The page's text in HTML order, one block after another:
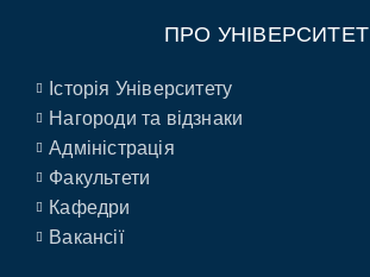
ПРО УНІВЕРСИТЕТ
Історія Університету
Нагороди та відзнаки
Адміністрація
Факультети
Кафедри
Вакансії